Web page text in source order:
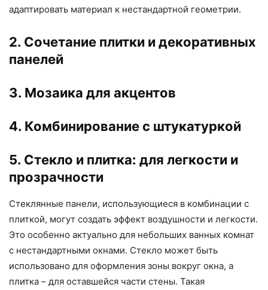
адаптировать материал к нестандартной геометрии.
2. Сочетание плитки и декоративных
панелей
3. Мозаика для акцентов
4. Комбинирование с штукатуркой
5. Стекло и плитка: для легкости и
прозрачности
Стеклянные панели, использующиеся в комбинации с
плиткой, могут создать эффект воздушности и легкости.
Это особенно актуально для небольших ванных комнат
с нестандартными окнами. Стекло может быть
использовано для оформления зоны вокруг окна, а
плитка – для оставшейся части стены. Такая